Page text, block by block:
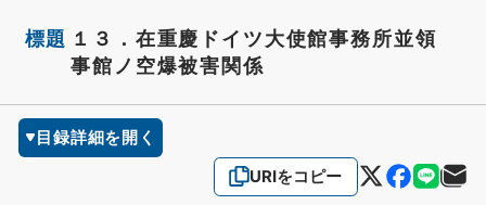
標題 １３．在重慶ドイツ大使館事務所並領
事館ノ空爆被害関係
目録詳細を開く
URIをコピー